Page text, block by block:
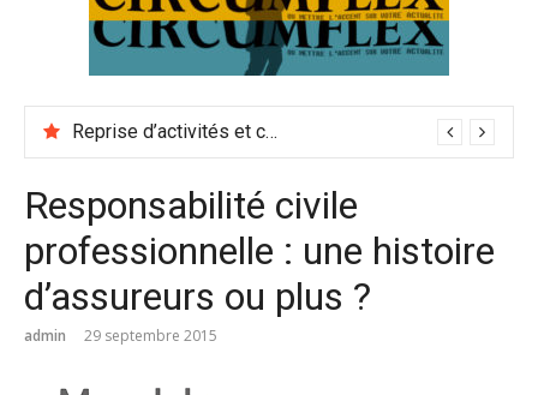
Reprise d’activités et conditions de travail
Responsabilité civile
professionnelle : une histoire
d’assureurs ou plus ?
admin 29 septembre 2015